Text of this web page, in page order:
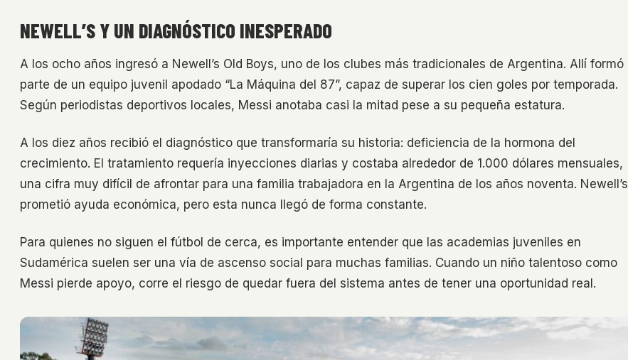
NEWELL’S Y UN DIAGNÓSTICO INESPERADO
A los ocho años ingresó a Newell’s Old Boys, uno de los clubes más tradicionales de Argentina. Allí formó
parte de un equipo juvenil apodado “La Máquina del 87”, capaz de superar los cien goles por temporada.
Según periodistas deportivos locales, Messi anotaba casi la mitad pese a su pequeña estatura.
A los diez años recibió el diagnóstico que transformaría su historia: deficiencia de la hormona del
crecimiento. El tratamiento requería inyecciones diarias y costaba alrededor de 1.000 dólares mensuales,
una cifra muy difícil de afrontar para una familia trabajadora en la Argentina de los años noventa. Newell’s
prometió ayuda económica, pero esta nunca llegó de forma constante.
Para quienes no siguen el fútbol de cerca, es importante entender que las academias juveniles en
Sudamérica suelen ser una vía de ascenso social para muchas familias. Cuando un niño talentoso como
Messi pierde apoyo, corre el riesgo de quedar fuera del sistema antes de tener una oportunidad real.